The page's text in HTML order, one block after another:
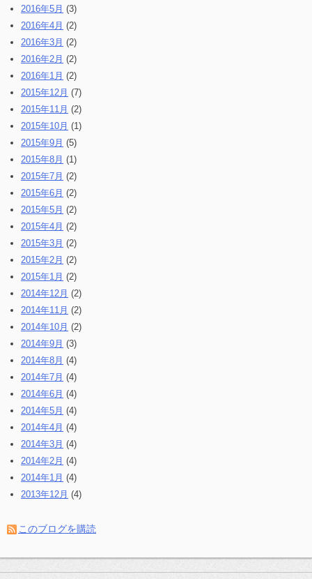
2016年5月 (3)
2016年4月 (2)
2016年3月 (2)
2016年2月 (2)
2016年1月 (2)
2015年12月 (7)
2015年11月 (2)
2015年10月 (1)
2015年9月 (5)
2015年8月 (1)
2015年7月 (2)
2015年6月 (2)
2015年5月 (2)
2015年4月 (2)
2015年3月 (2)
2015年2月 (2)
2015年1月 (2)
2014年12月 (2)
2014年11月 (2)
2014年10月 (2)
2014年9月 (3)
2014年8月 (4)
2014年7月 (4)
2014年6月 (4)
2014年5月 (4)
2014年4月 (4)
2014年3月 (4)
2014年2月 (4)
2014年1月 (4)
2013年12月 (4)
このブログを購読